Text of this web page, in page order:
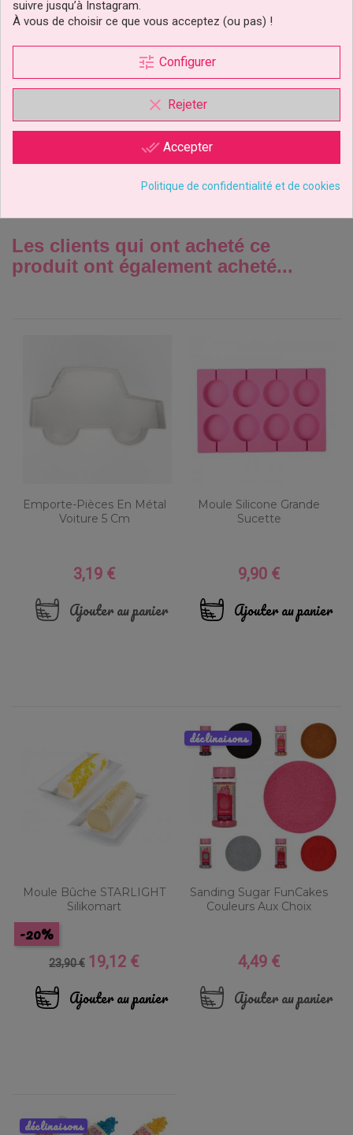
Sachets Points Et Triangle
Prix
2,69 €
Ajouter au panier
Les clients qui ont acheté ce
produit ont également acheté...
Emporte-Pièces En Métal
Voiture 5 Cm
Prix
3,19 €
Ajouter au panier
Moule Silicone Grande
Sucette
Prix
9,90 €
Ajouter au panier
Moule Bûche STARLIGHT
Silikomart
Prix
base
23,90 €
-20%
Prix
19,12 €
Ajouter au panier
Sanding Sugar FunCakes
Couleurs Aux Choix
Prix
4,49 €
Ajouter au panier
déclinaisons
déclinaisons
suivre jusqu’à Instagram.
À vous de choisir ce que vous acceptez (ou pas) !
tune Configurer
clear Rejeter
done_all Accepter
Politique de confidentialité et de cookies